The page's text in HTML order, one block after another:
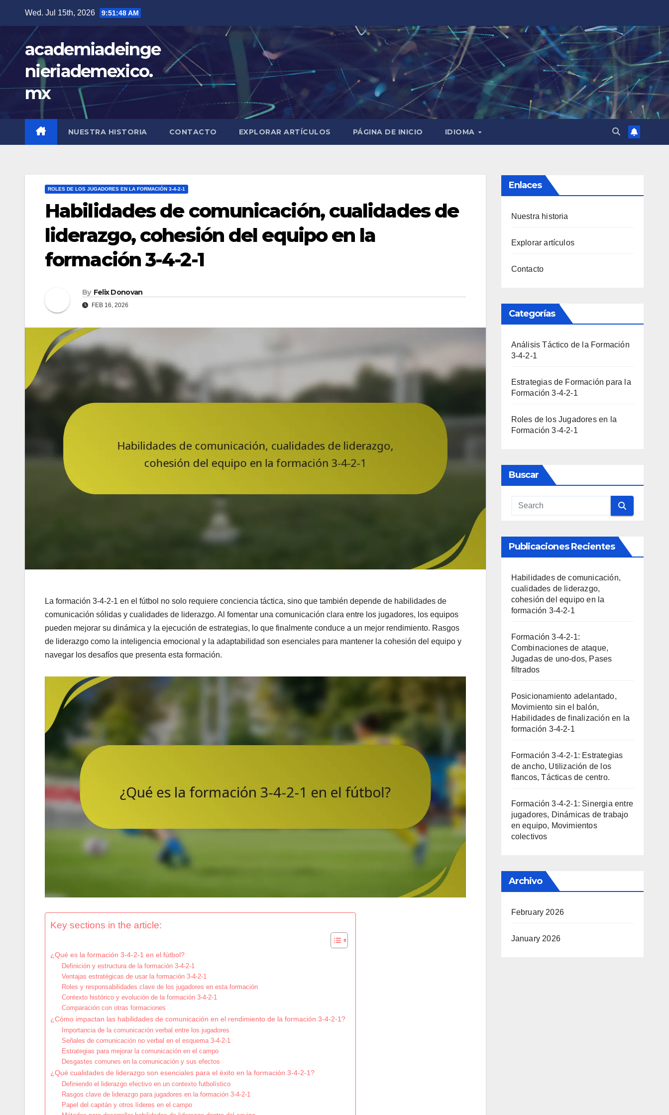
Wed. Jul 15th, 2026 9:51:49 AM
academiadeinge
nieriademexico.
mx
NUESTRA HISTORIA CONTACTO EXPLORAR ARTÍCULOS PÁGINA DE INICIO IDIOMA
ROLES DE LOS JUGADORES EN LA FORMACIÓN 3-4-2-1
Habilidades de comunicación, cualidades de
liderazgo, cohesión del equipo en la
formación 3-4-2-1
By Felix Donovan
FEB 16, 2026
La formación 3-4-2-1 en el fútbol no solo requiere conciencia táctica, sino que también depende de habilidades de
comunicación sólidas y cualidades de liderazgo. Al fomentar una comunicación clara entre los jugadores, los equipos
pueden mejorar su dinámica y la ejecución de estrategias, lo que finalmente conduce a un mejor rendimiento. Rasgos
de liderazgo como la inteligencia emocional y la adaptabilidad son esenciales para mantener la cohesión del equipo y
navegar los desafíos que presenta esta formación.
Key sections in the article:
¿Qué es la formación 3-4-2-1 en el fútbol?
Definición y estructura de la formación 3-4-2-1
Ventajas estratégicas de usar la formación 3-4-2-1
Roles y responsabilidades clave de los jugadores en esta formación
Contexto histórico y evolución de la formación 3-4-2-1
Comparación con otras formaciones
¿Cómo impactan las habilidades de comunicación en el rendimiento de la formación 3-4-2-1?
Importancia de la comunicación verbal entre los jugadores
Señales de comunicación no verbal en el esquema 3-4-2-1
Estrategias para mejorar la comunicación en el campo
Desgastes comunes en la comunicación y sus efectos
¿Qué cualidades de liderazgo son esenciales para el éxito en la formación 3-4-2-1?
Definiendo el liderazgo efectivo en un contexto futbolístico
Rasgos clave de liderazgo para jugadores en la formación 3-4-2-1
Papel del capitán y otros líderes en el campo
Enlaces
Nuestra historia
Explorar artículos
Contacto
Categorías
Análisis Táctico de la Formación
3-4-2-1
Estrategias de Formación para la
Formación 3-4-2-1
Roles de los Jugadores en la
Formación 3-4-2-1
Buscar
Publicaciones Recientes
Habilidades de comunicación,
cualidades de liderazgo,
cohesión del equipo en la
formación 3-4-2-1
Formación 3-4-2-1:
Combinaciones de ataque,
Jugadas de uno-dos, Pases
filtrados
Posicionamiento adelantado,
Movimiento sin el balón,
Habilidades de finalización en la
formación 3-4-2-1
Formación 3-4-2-1: Estrategias
de ancho, Utilización de los
flancos, Tácticas de centro.
Formación 3-4-2-1: Sinergia entre
jugadores, Dinámicas de trabajo
en equipo, Movimientos
colectivos
Archivo
February 2026
January 2026